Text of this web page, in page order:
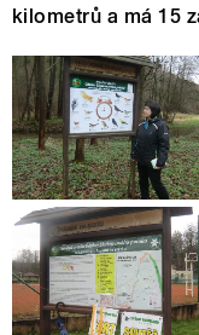
kilometrů a má 15